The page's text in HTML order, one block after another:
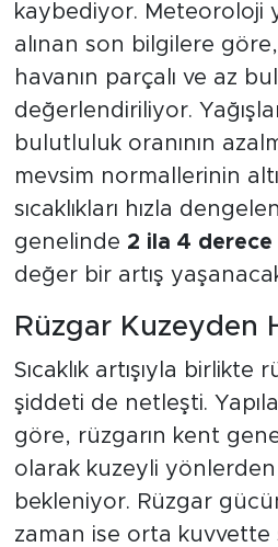
kaybediyor. Meteoroloji
alınan son bilgilere
havanın parçalı ve az
değerlendiriliyor.
bulutluluk oranının
mevsim normallerinin
sıcaklıkları hızla
genelinde 2 ila 4 derece
değer bir artış
Rüzgar Kuzeyden
Sıcaklık artışıyla birlikte
şiddeti de netleşti.
göre, rüzgarın kent
olarak kuzeyli yönlerden
bekleniyor. Rüzgar
zaman ise orta kuvvette